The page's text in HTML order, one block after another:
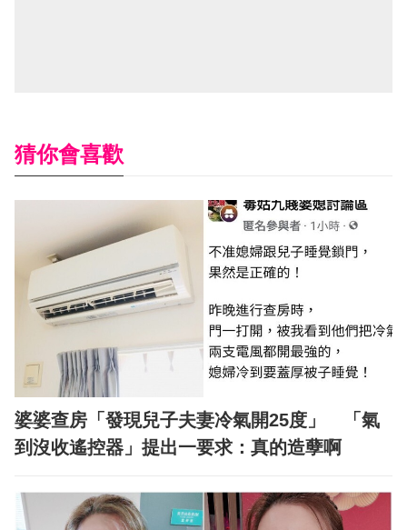
猜你會喜歡
婆婆查房「發現兒子夫妻冷氣開25度」 「氣
到沒收遙控器」提出一要求：真的造孽啊